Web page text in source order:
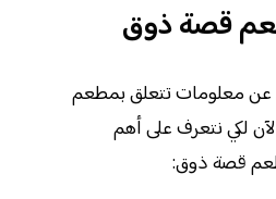
قصة ذوق
معلومات تتعلق بمطعم
لكي نتعرف على أهم
قصة ذوق: